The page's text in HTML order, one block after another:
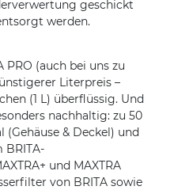
geschickt
werden.
PRO (auch bei uns zu
Literpreis –
(1 L) überflüssig. Und
nachhaltig: zu 50
(Gehäuse & Deckel) und
BRITA-
und MAXTRA
von BRITA sowie